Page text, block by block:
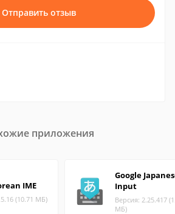
Отправить отзыв
приложения
IME
(10.71 МБ)
Google
Input
Версия: 2.25.417
МБ)